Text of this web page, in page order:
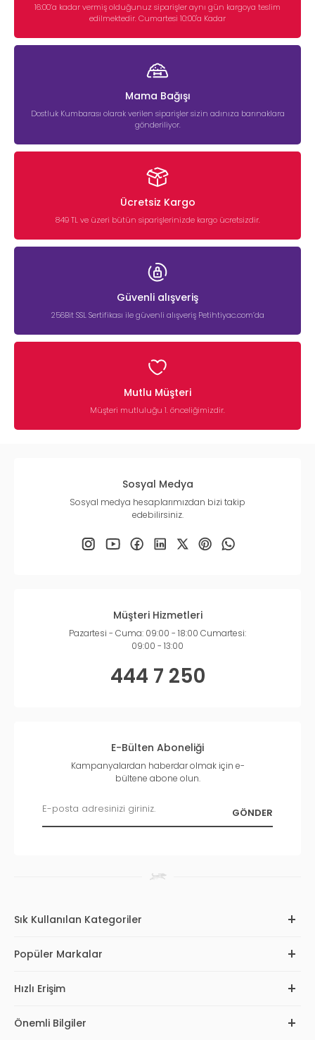
16:00’a kadar vermiş olduğunuz siparişler aynı gün kargoya teslim
edilmektedir. Cumartesi 10:00'a Kadar
Mama Bağışı
Dostluk Kumbarası olarak verilen siparişler sizin adınıza barınaklara
gönderiliyor.
Ücretsiz Kargo
849 TL ve üzeri bütün siparişlerinizde kargo ücretsizdir.
Güvenli alışveriş
256Bit SSL Sertifikası ile güvenli alışveriş Petihtiyac.com’da
Mutlu Müşteri
Müşteri mutluluğu 1. önceliğimizdir.
Sosyal Medya
Sosyal medya hesaplarımızdan bizi takip
edebilirsiniz.
Müşteri Hizmetleri
Pazartesi - Cuma: 09:00 - 18:00 Cumartesi:
09:00 - 13:00
444 7 250
E-Bülten Aboneliği
Kampanyalardan haberdar olmak için e-
bültene abone olun.
Sık Kullanılan Kategoriler
Popüler Markalar
Hızlı Erişim
Önemli Bilgiler